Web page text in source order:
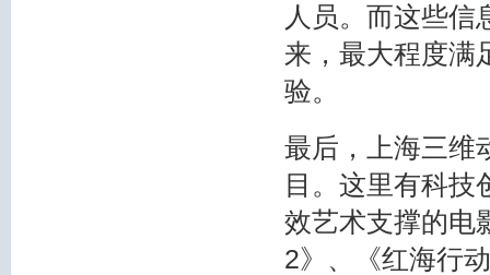
人员。而这些信
来，最大程度满
验。
最后，上海三维
目。这里有科技
效艺术支撑的电
2》、《红海行